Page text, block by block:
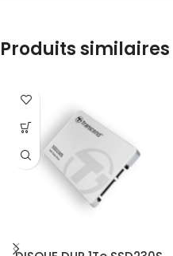
Produits similaires